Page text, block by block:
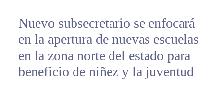
Nuevo subsecretario se enfocará
en la apertura de nuevas escuelas
en la zona norte del estado para
beneficio de niñez y la juventud